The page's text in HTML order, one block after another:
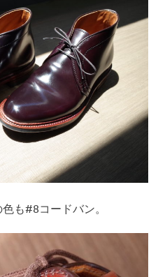
も#8コードバン。